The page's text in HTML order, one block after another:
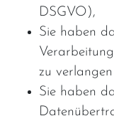
DSGVO),
Sie haben
zu
Sie haben